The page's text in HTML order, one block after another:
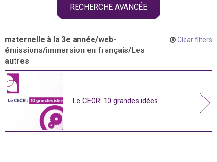
RECHERCHE AVANCÉE
maternelle à la 3e année/web-
émissions/immersion en français/Les
autres
Clear filters
Le CECR: 10 grandes idées